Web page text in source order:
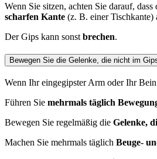
Wenn Sie sitzen, achten Sie darauf, dass
scharfen Kante (z. B. einer Tischkante)
Der Gips kann sonst brechen.
Bewegen Sie die Gelenke, die nicht im
Wenn Ihr eingegipster Arm oder Ihr
Führen Sie mehrmals täglich
Bewegen Sie regelmäßig die Gelenke,
Machen Sie mehrmals täglich Beuge-